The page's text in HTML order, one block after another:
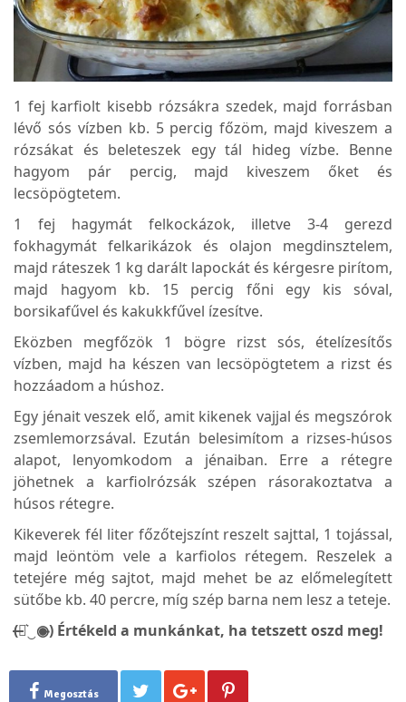
1 fej karfiolt kisebb rózsákra szedek, majd forrásban
lévő sós vízben kb. 5 percig főzöm, majd kiveszem a
rózsákat és beleteszek egy tál hideg vízbe. Benne
hagyom pár percig, majd kiveszem őket és
lecsöpögtetem.
1 fej hagymát felkockázok, illetve 3-4 gerezd
fokhagymát felkarikázok és olajon megdinsztelem,
majd ráteszek 1 kg darált lapockát és kérgesre pirítom,
majd hagyom kb. 15 percig főni egy kis sóval,
borsikafűvel és kakukkfűvel ízesítve.
Eközben megfőzök 1 bögre rizst sós, ételízesítős
vízben, majd ha készen van lecsöpögtetem a rizst és
hozzáadom a húshoz.
Egy jénait veszek elő, amit kikenek vajjal és megszórok
zsemlemorzsával. Ezután belesimítom a rizses-húsos
alapot, lenyomkodom a jénaiban. Erre a rétegre
jöhetnek a karfiolrózsák szépen rásorakoztatva a
húsos rétegre.
Kikeverek fél liter főzőtejszínt reszelt sajttal, 1 tojással,
majd leöntöm vele a karfiolos rétegem. Reszelek a
tetejére még sajtot, majd mehet be az előmelegített
sütőbe kb. 40 percre, míg szép barna nem lesz a teteje.
(̶◉͛‿◉̶) Értékeld a munkánkat, ha tetszett oszd meg!
Megosztás